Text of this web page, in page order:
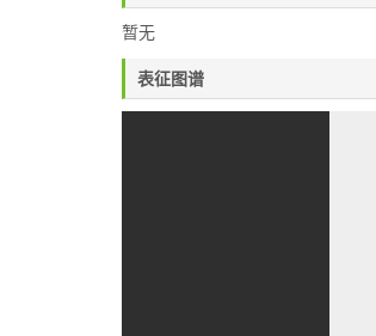
暂无
表征图谱